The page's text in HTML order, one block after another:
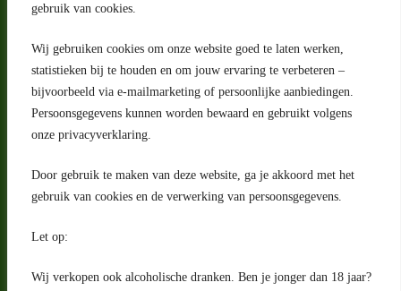
gebruik van cookies.
Wij gebruiken cookies om onze website goed te laten werken,
statistieken bij te houden en om jouw ervaring te verbeteren –
bijvoorbeeld via e-mailmarketing of persoonlijke aanbiedingen.
Persoonsgegevens kunnen worden bewaard en gebruikt volgens
onze privacyverklaring.
Door gebruik te maken van deze website, ga je akkoord met het
gebruik van cookies en de verwerking van persoonsgegevens.
Let op:
Wij verkopen ook alcoholische dranken. Ben je jonger dan 18 jaar?
Adres
Riga 4 E
2993 LW Barendrecht
Nederland
Contact
klantenservice@portugeseproducten.nl
Facebook
Herroepingsrecht